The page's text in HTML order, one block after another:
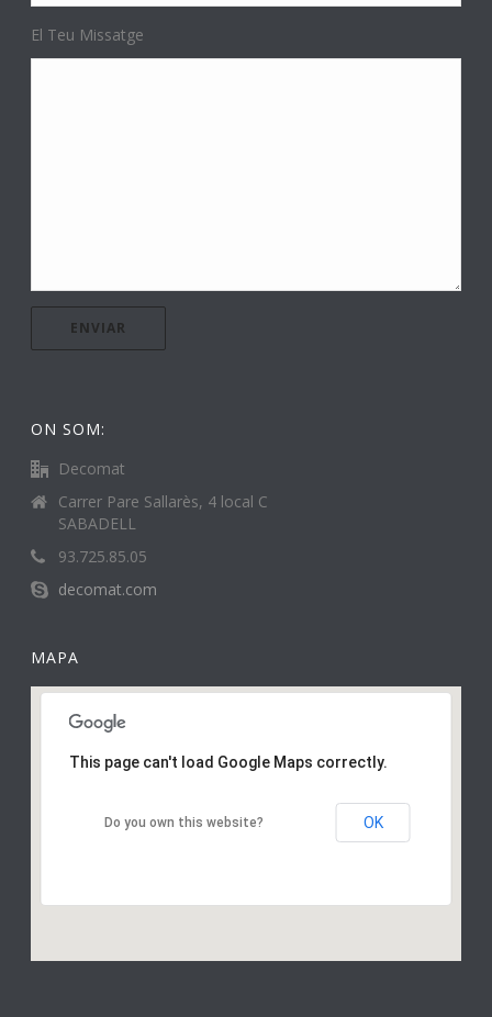
El Teu Missatge
ON SOM:
Decomat
Carrer Pare Sallarès, 4 local C
SABADELL
93.725.85.05
decomat.com
MAPA
This page can't load Google Maps correctly.
Do you own this website? OK